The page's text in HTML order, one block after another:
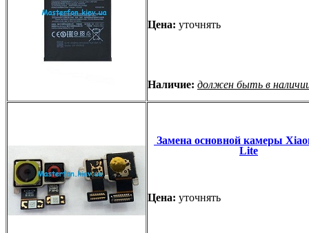
Цена: уточнять
Наличие: должен быть в
Замена основной камеры
Lite
Цена: уточнять